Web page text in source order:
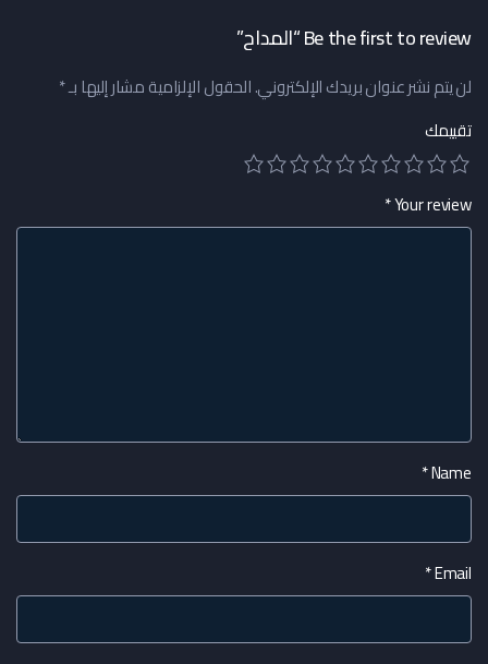
Be the first to review “المداح”
لن يتم نشر عنوان بريدك الإلكتروني.الحقول الإلزامية مشار إليها بـ*
تقييمك
Your review
*
Name
*
Email
*